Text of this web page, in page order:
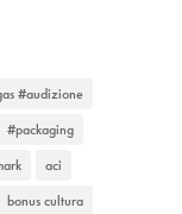
#audizione
#packaging
aci
bonus cultura